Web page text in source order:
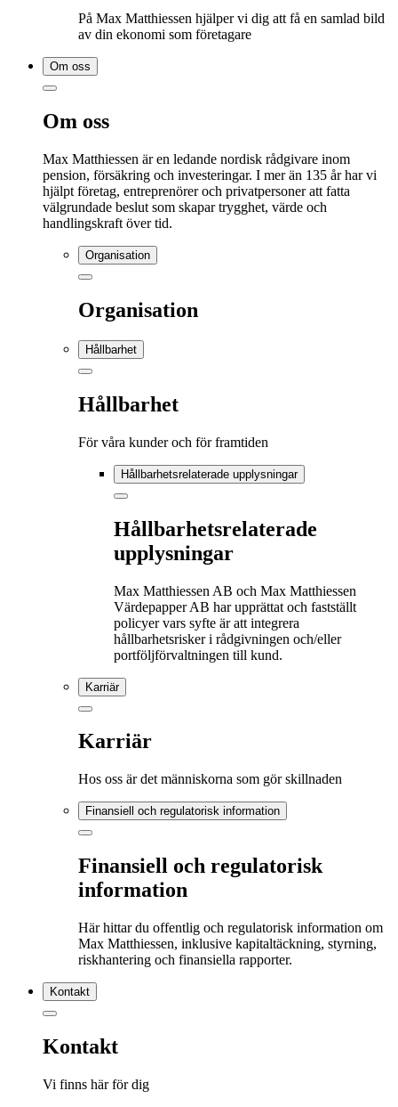
På Max Matthiessen hjälper vi dig att få en samlad bild
av din ekonomi som företagare
Om oss
Om oss
Max Matthiessen är en ledande nordisk rådgivare inom
pension, försäkring och investeringar. I mer än 135 år har vi
hjälpt företag, entreprenörer och privatpersoner att fatta
välgrundade beslut som skapar trygghet, värde och
handlingskraft över tid.
Organisation
Organisation
Hållbarhet
Hållbarhet
För våra kunder och för framtiden
Hållbarhetsrelaterade upplysningar
Hållbarhetsrelaterade
upplysningar
Max Matthiessen AB och Max Matthiessen
Värdepapper AB har upprättat och fastställt
policyer vars syfte är att integrera
hållbarhetsrisker i rådgivningen och/eller
portföljförvaltningen till kund.
Karriär
Karriär
Hos oss är det människorna som gör skillnaden
Finansiell och regulatorisk information
Finansiell och regulatorisk
information
Här hittar du offentlig och regulatorisk information om
Max Matthiessen, inklusive kapitaltäckning, styrning,
riskhantering och finansiella rapporter.
Kontakt
Kontakt
Vi finns här för dig